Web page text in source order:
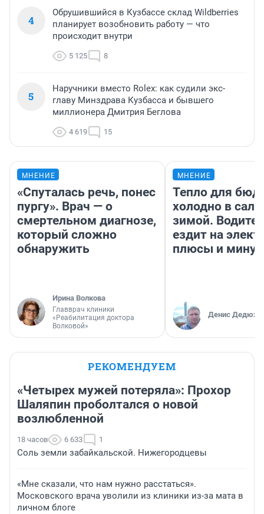
4
Обрушившийся в Кузбассе склад Wildberries
планирует возобновить работу — что
происходит внутри
5 125 8
5
Наручники вместо Rolex: как судили экс-
главу Минздрава Кузбасса и бывшего
миллионера Дмитрия Беглова
4 619 15
МНЕНИЕ
«Спуталась речь, понес
пургу». Врач — о
смертельном диагнозе,
который сложно
обнаружить
Ирина Волкова
Главврач клиники
«Реабилитация доктора
Волковой»
МНЕНИЕ
Тепло для
холодно в
зимой.
ездит на
плюсы и
Денис
РЕКОМЕНДУЕМ
«Четырех мужей потеряла»: Прохор
Шаляпин проболтался о новой
возлюбленной
18 часов 6 633 1
Соль земли забайкальской. Нижегородцевы
«Мне сказали, что нам нужно расстаться».
Московского врача уволили из клиники из-за мата в
личном блоге